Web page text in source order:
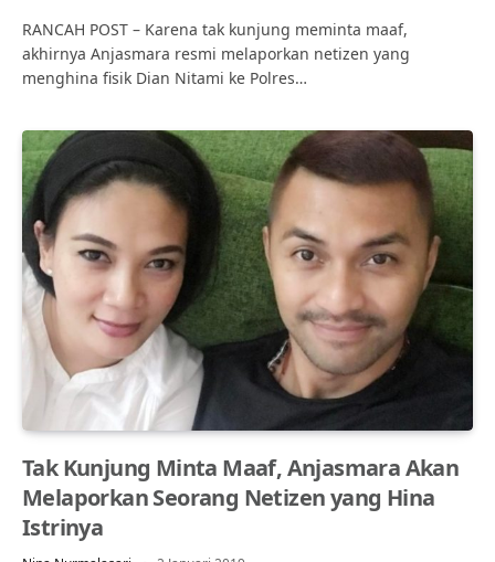
RANCAH POST – Karena tak kunjung meminta maaf,
akhirnya Anjasmara resmi melaporkan netizen yang
menghina fisik Dian Nitami ke Polres…
Tak Kunjung Minta Maaf, Anjasmara Akan
Melaporkan Seorang Netizen yang Hina
Istrinya